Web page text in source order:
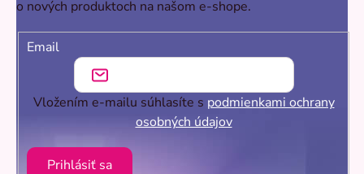
o nových produktoch na našom e-shope.
Email
Vložením e-mailu súhlasíte s podmienkami ochrany
osobných údajov
Prihlásiť sa